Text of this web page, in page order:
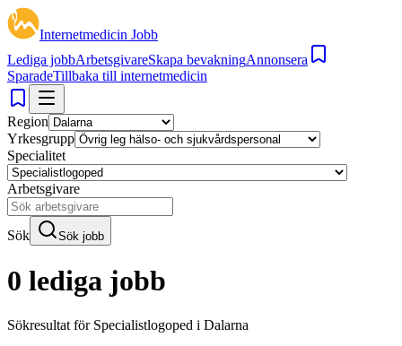
Internetmedicin Jobb
Lediga jobbArbetsgivareSkapa bevakningAnnonsera
SparadeTillbaka till internetmedicin
Region
Yrkesgrupp
Specialitet
Arbetsgivare
Sök Sök jobb
0 lediga jobb
Sökresultat för Specialistlogoped i Dalarna